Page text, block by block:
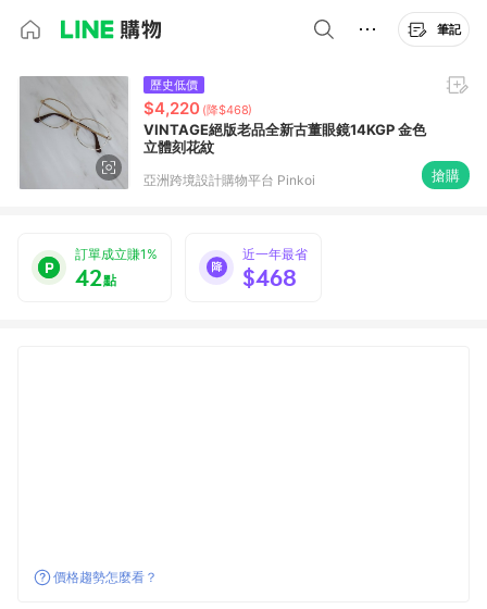
筆記
歷史低價
$4,220 (降$468)
VINTAGE絕版老品全新古董眼鏡14KGP 金色
立體刻花紋
亞洲跨境設計購物平台 Pinkoi 搶購
訂單成立賺1%
42點
近一年最省
$468
價格趨勢怎麼看？